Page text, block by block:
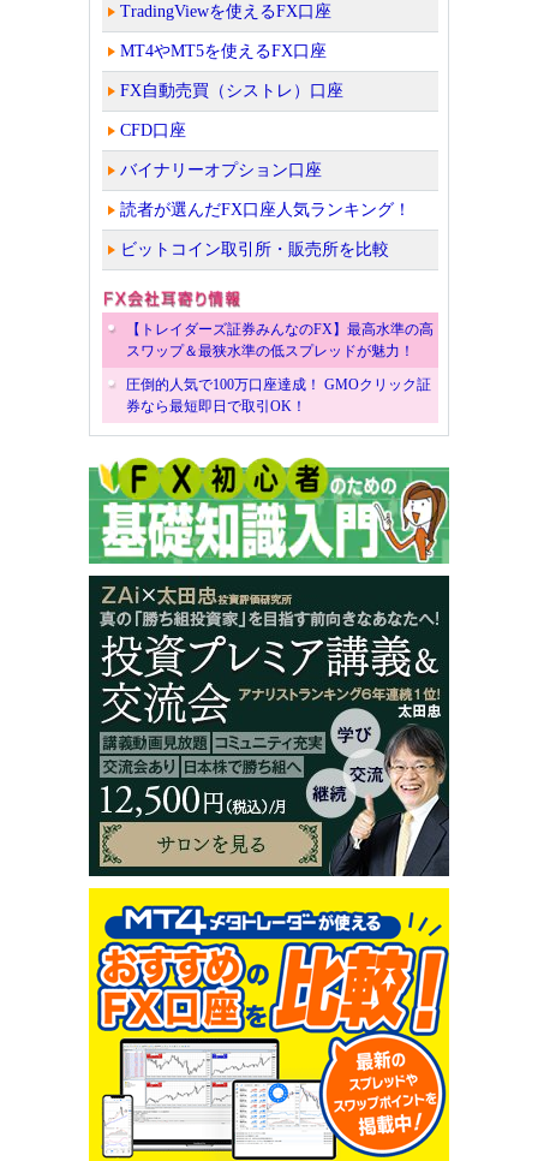
TradingViewを使えるFX口座
MT4やMT5を使えるFX口座
FX自動売買（シストレ）口座
CFD口座
バイナリーオプション口座
読者が選んだFX口座人気ランキング！
ビットコイン取引所・販売所を比較
【トレイダーズ証券みんなのFX】最高水準の高
スワップ＆最狭水準の低スプレッドが魅力！
圧倒的人気で100万口座達成！ GMOクリック証
券なら最短即日で取引OK！